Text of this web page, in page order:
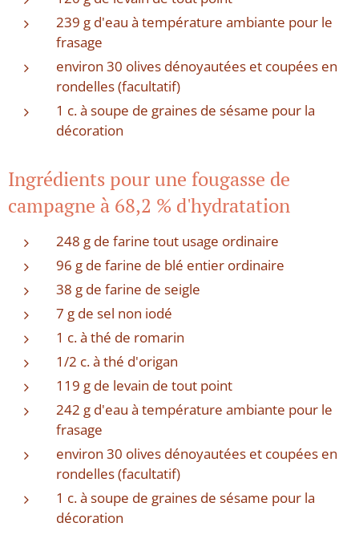
239 g d'eau à température ambiante pour le
frasage
environ 30 olives dénoyautées et coupées en
rondelles (facultatif)
1 c. à soupe de graines de sésame pour la
décoration
Ingrédients pour une fougasse de
campagne à 68,2 % d'hydratation
248 g de farine tout usage ordinaire
96 g de farine de blé entier ordinaire
38 g de farine de seigle
7 g de sel non iodé
1 c. à thé de romarin
1/2 c. à thé d'origan
119 g de levain de tout point
242 g d'eau à température ambiante pour le
frasage
environ 30 olives dénoyautées et coupées en
rondelles (facultatif)
1 c. à soupe de graines de sésame pour la
décoration